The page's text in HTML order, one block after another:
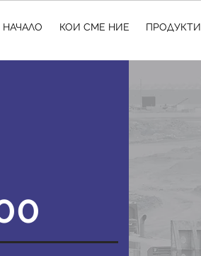
НАЧАЛО КОИ СМЕ НИЕ ПРОДУКТИ